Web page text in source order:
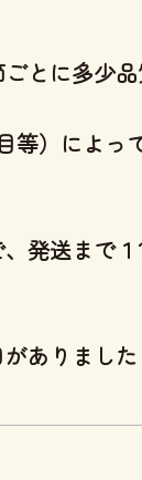
とに多少品
等）によ
発送まで
ありまし